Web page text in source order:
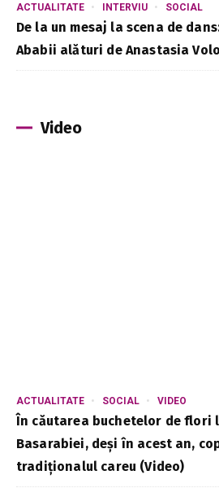
ACTUALITATE INTERVIU SOCIAL
De la un mesaj la scena de
Ababii alături de Anastasia
Video
ACTUALITATE SOCIAL VIDEO
În căutarea buchetelor de flori
Basarabiei, deși în acest an,
tradiționalul careu (Video)